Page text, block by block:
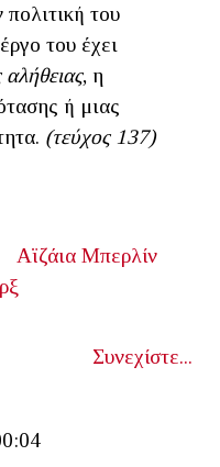
του
του έχει
αλήθειας, η
ή μιας
(τεύχος 137)
Αϊζάια Μπερλίν
Συνεχίστε...